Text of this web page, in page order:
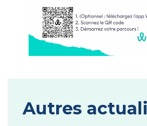
Autres